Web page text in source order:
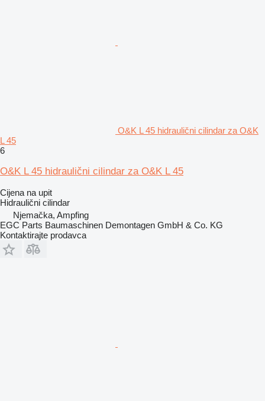
O&K L 45 hidraulični cilindar za O&K
L 45
6
O&K L 45 hidraulični cilindar za O&K L 45
Cijena na upit
Hidraulični cilindar
Njemačka, Ampfing
EGC Parts Baumaschinen Demontagen GmbH & Co. KG
Kontaktirajte prodavca